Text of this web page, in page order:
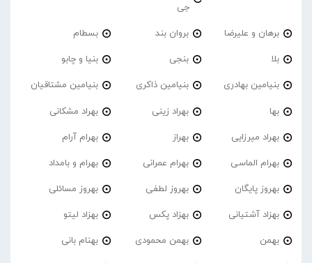
جی
برهان و علیرضا بروان بند بسطام
بلا بنجی بنیا و چابو
بنیامین بهادری بنیامین ذاکری بنیامین مشتاقیان
بها بهراد زینی بهراد مشکانی
بهراد میرزایی بهراز بهرام آرام
بهرام الماسی بهرام عمرانی بهرام و بامداد
بهروز پایگان بهروز لطفی بهروز مسائلی
بهزاد آشتیانی بهزاد پکس بهزاد لیتو
بهمن بهمن محمودی بهنام بانی